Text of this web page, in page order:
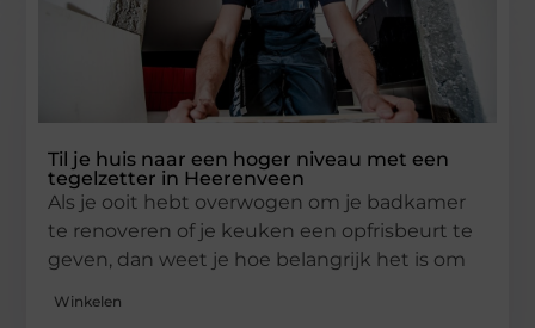
Til je huis naar een hoger niveau met een
tegelzetter in Heerenveen
Als je ooit hebt overwogen om je badkamer
te renoveren of je keuken een opfrisbeurt te
geven, dan weet je hoe belangrijk het is om
Winkelen